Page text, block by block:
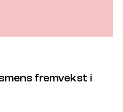
fremvekst i